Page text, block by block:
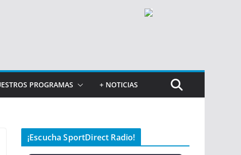
PROGRAMAS + NOTICIAS
¡Escucha SportDirect Radio!